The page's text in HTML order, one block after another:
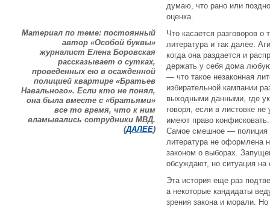
думаю, что рано или
оценка.
Материал по теме: постоянный
автор «Особой буквы»
журналист Елена Боровская
рассказывает о сутках,
проведенных ею в осажденной
полицией квартире «Братьев
Навального». Если кто не понял,
она была вместе с «братьями»
все то время, что к ним
вламывались сотрудники МВД.
(ДАЛЕЕ)
Что касается разговоров
литература и так далее.
когда она раздается и
держать у себя дома
— что такое незаконная
избирательной кампании
выходными данными, где
говоря, если в листовке
имеют право
Самое смешное — полиция
литература не оформлена
законом о выборах.
обсуждают, но ситуация
Эта история еще раз
а некоторые кандидаты
зрения закона и морали.